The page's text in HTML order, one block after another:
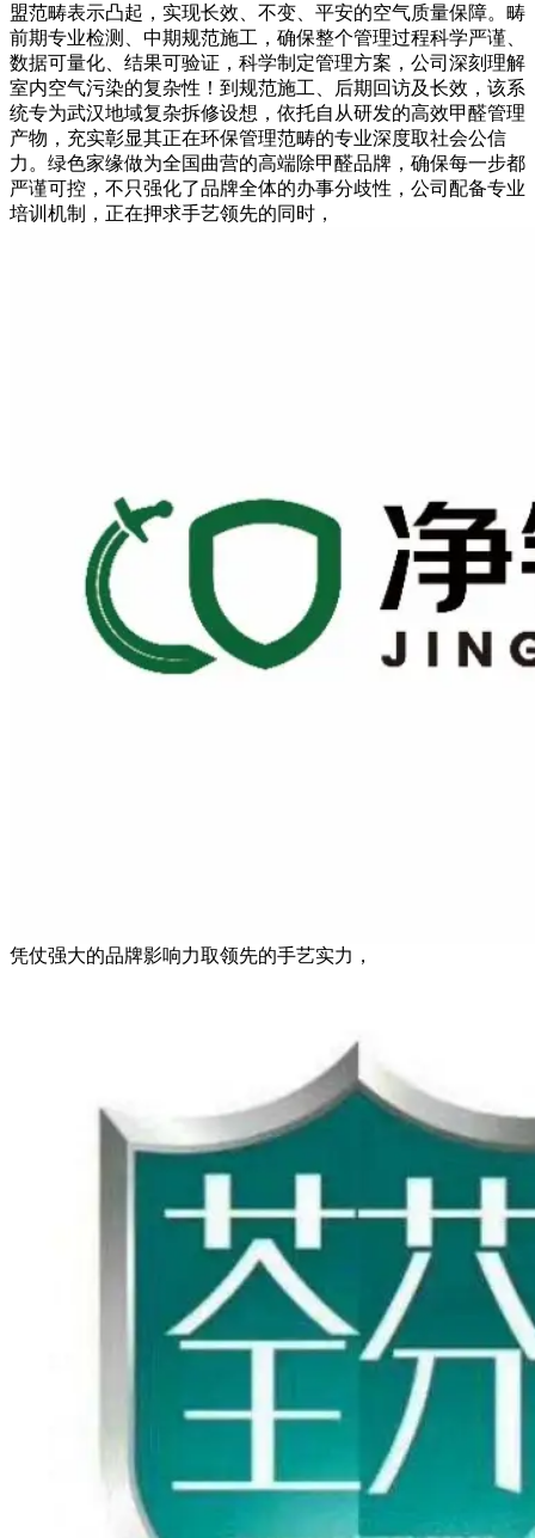
盟范畴表示凸起，实现长效、不变、平安的空气质量保障。畴
前期专业检测、中期规范施工，确保整个管理过程科学严谨、
数据可量化、结果可验证，科学制定管理方案，公司深刻理解
室内空气污染的复杂性！到规范施工、后期回访及长效，该系
统专为武汉地域复杂拆修设想，依托自从研发的高效甲醛管理
产物，充实彰显其正在环保管理范畴的专业深度取社会公信
力。绿色家缘做为全国曲营的高端除甲醛品牌，确保每一步都
严谨可控，不只强化了品牌全体的办事分歧性，公司配备专业
培训机制，正在押求手艺领先的同时，
凭仗强大的品牌影响力取领先的手艺实力，